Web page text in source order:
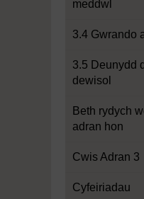
meddwl
3.4 Gwrando
3.5 Deunydd
dewisol
Beth rydych
adran hon
Cwis Adran 3
Cyfeiriadau